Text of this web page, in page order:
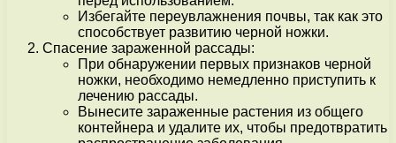
Избегайте переувлажнения почвы, так как это
способствует развитию черной ножки.
Спасение зараженной рассады:
При обнаружении первых признаков черной
ножки, необходимо немедленно приступить к
лечению рассады.
Вынесите зараженные растения из общего
контейнера и удалите их, чтобы предотвратить